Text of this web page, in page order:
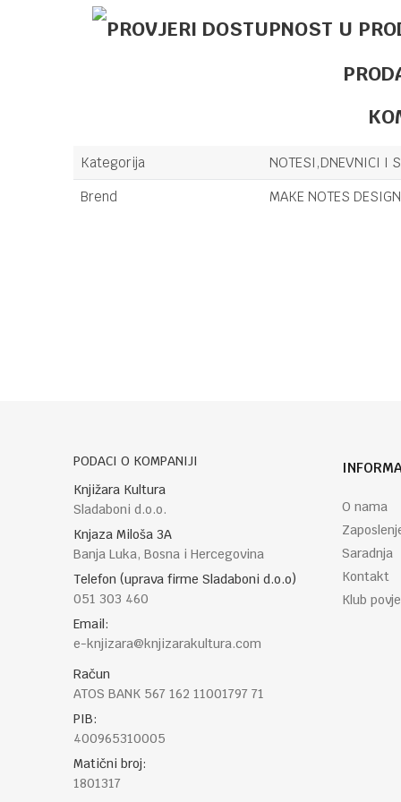
Kategorija
NOTESI,DNEVNICI I
Brend
MAKE NOTES
PODACI O KOMPANIJI
Knjižara Kultura
Sladaboni d.o.o.
Knjaza Miloša 3A
Banja Luka, Bosna i Hercegovina
Telefon (uprava firme Sladaboni d.o.o)
051 303 460
Email:
e-knjizara@knjizarakultura.com
Račun
ATOS BANK 567 162 11001797 71
PIB:
400965310005
Matični broj:
1801317
O nama
Saradnja
Kontakt
Klub